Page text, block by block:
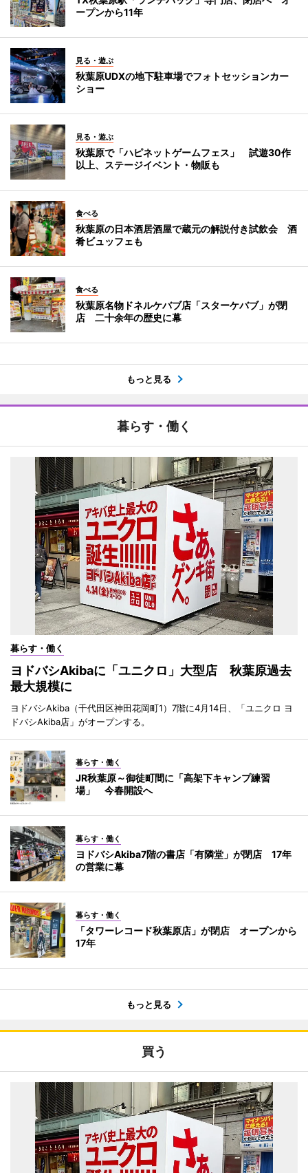
ープンから11年
見る・遊ぶ
秋葉原UDXの地下駐車場でフォトセッションカー
ショー
見る・遊ぶ
秋葉原で「ハピネットゲームフェス」 試遊30作
以上、ステージイベント・物販も
食べる
秋葉原の日本酒居酒屋で蔵元の解説付き試飲会 酒
肴ビュッフェも
食べる
秋葉原名物ドネルケバブ店「スターケバブ」が閉
店 二十余年の歴史に幕
もっと見る
暮らす・働く
暮らす・働く
ヨドバシAkibaに「ユニクロ」大型店 秋葉原過去
最大規模に
ヨドバシAkiba（千代田区神田花岡町1）7階に4月14日、「ユニクロ ヨ
ドバシAkiba店」がオープンする。
暮らす・働く
JR秋葉原～御徒町間に「高架下キャンプ練習
場」 今春開設へ
暮らす・働く
ヨドバシAkiba7階の書店「有隣堂」が閉店 17年
の営業に幕
暮らす・働く
「タワーレコード秋葉原店」が閉店 オープンから
17年
もっと見る
買う